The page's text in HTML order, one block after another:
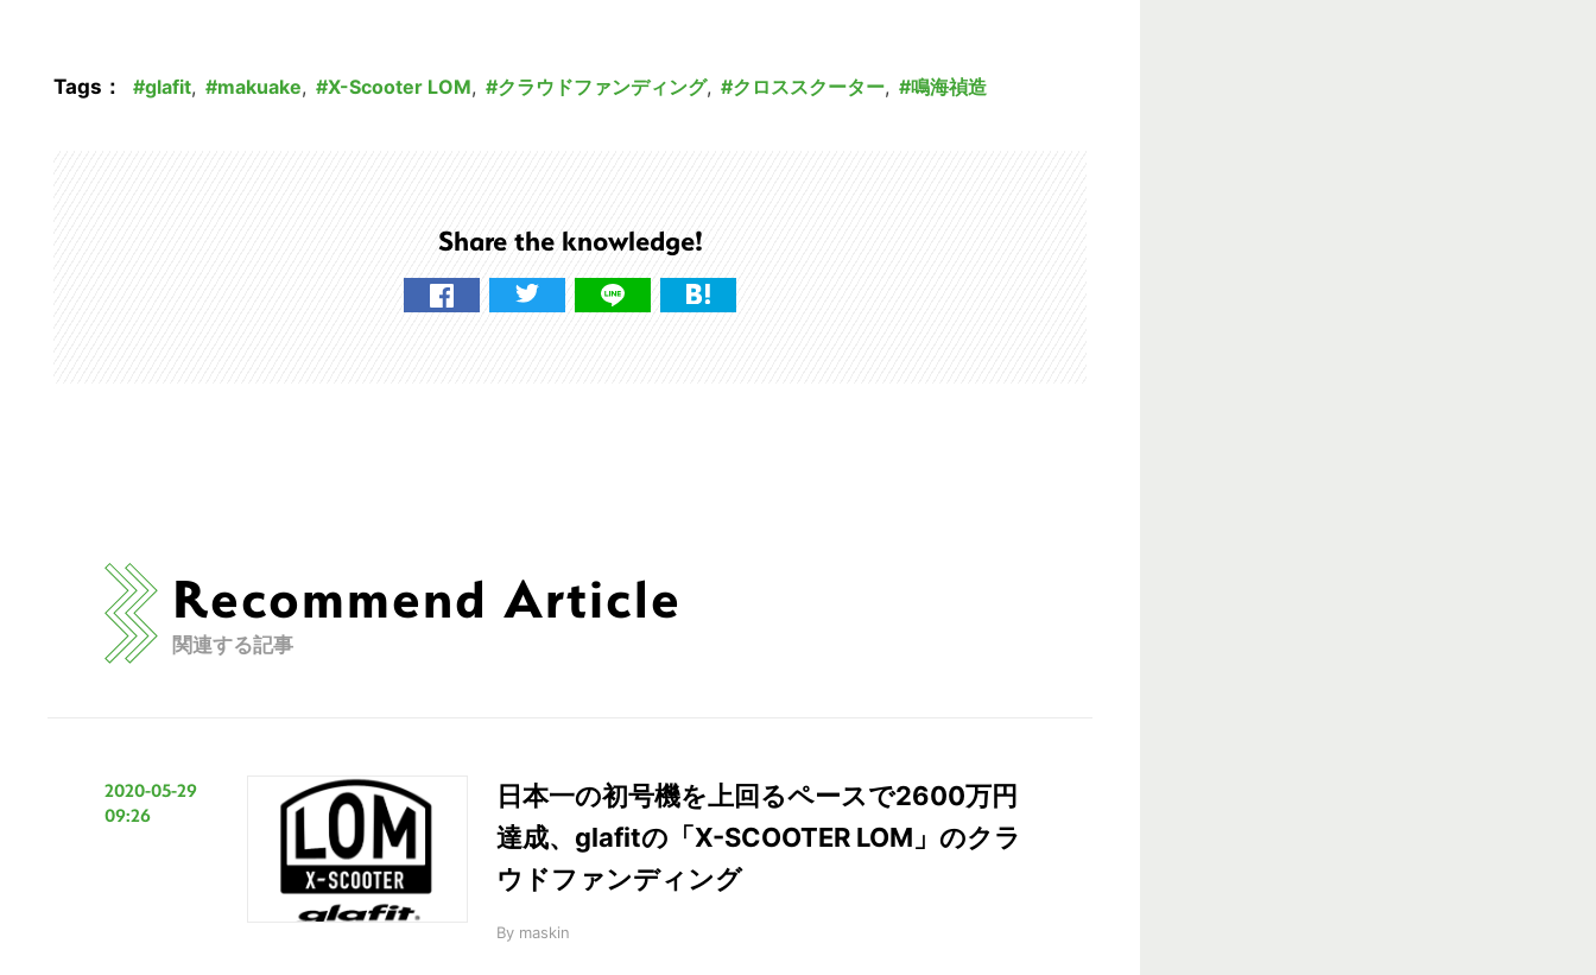
Tags： glafit, makuake, X-Scooter LOM, クラウドファンディング, クロススクーター, 鳴海禎造
Share the knowledge!
Recommend Article
関連する記事
2020-05-29
09:26
日本一の初号機を上回るペースで2600万円
達成、glafitの「X-SCOOTER LOM」のクラ
ウドファンディング
By maskin
の
検
索
す